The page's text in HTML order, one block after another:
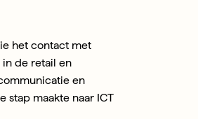
het contact met
in de retail en
en
stap maakte naar ICT